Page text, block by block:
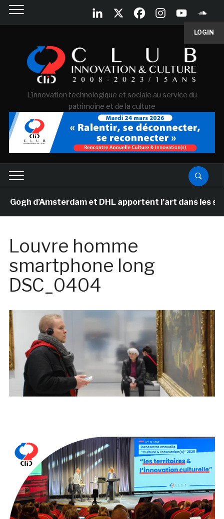
LOGIN
L'innovation technologique et sociale au service du
patrimoine et de la culture
d’Amsterdam et DHL apportent l’art dans les
Louvre homme
smartphone long
DSC_0404